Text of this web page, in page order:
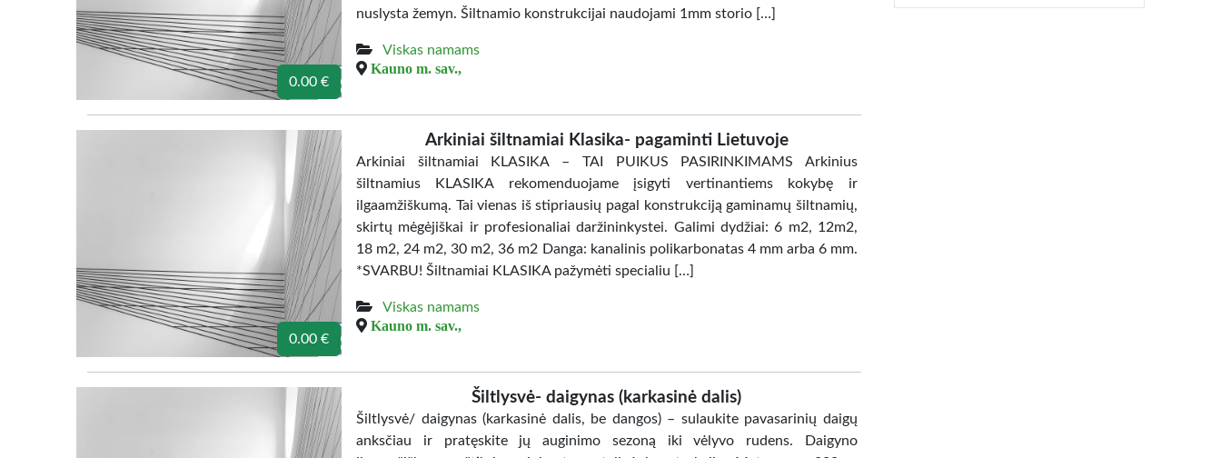
0.00 €
nuslysta žemyn. Šiltnamio konstrukcijai naudojami 1mm storio […]
Viskas namams
Kauno m. sav.,
0.00 €
Arkiniai šiltnamiai Klasika- pagaminti Lietuvoje
Arkiniai šiltnamiai KLASIKA – TAI PUIKUS PASIRINKIMAMS Arkinius
šiltnamius KLASIKA rekomenduojame įsigyti vertinantiems kokybę ir
ilgaamžiškumą. Tai vienas iš stipriausių pagal konstrukciją gaminamų šiltnamių,
skirtų mėgėjiškai ir profesionaliai daržininkystei. Galimi dydžiai: 6 m2, 12m2,
18 m2, 24 m2, 30 m2, 36 m2 Danga: kanalinis polikarbonatas 4 mm arba 6 mm.
*SVARBU! Šiltnamiai KLASIKA pažymėti specialiu […]
Viskas namams
Kauno m. sav.,
Šiltlysvė- daigynas (karkasinė dalis)
Šiltlysvė/ daigynas (karkasinė dalis, be dangos) – sulaukite pavasarinių daigų
anksčiau ir pratęskite jų auginimo sezoną iki vėlyvo rudens. Daigyno